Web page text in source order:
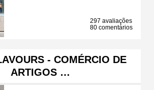
297 avaliações
80 comentários
- COMÉRCIO DE
ARTIGOS …